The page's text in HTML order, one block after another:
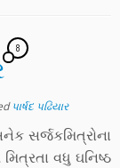
8
પાર્ષદ પઢિયાર
સર્જકમિત્રોના
વધુ ઘનિષ્ઠ